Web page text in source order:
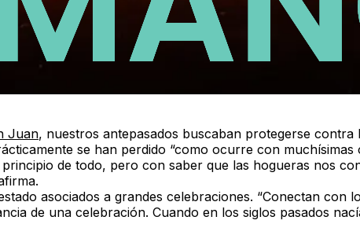
Juan, nuestros antepasados buscaban protegerse
se han perdido “como ocurre con
de todo, pero con saber que las hogueras nos
asociados a grandes celebraciones. “Conectan con
de una celebración. Cuando en los siglos pasados